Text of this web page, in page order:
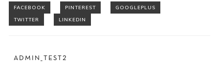
ADMIN_TEST2